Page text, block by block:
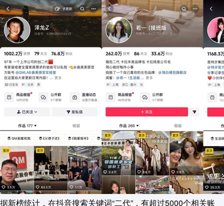
据新榜统计，在抖音搜索关键词“二代”，有超过5000个相关账